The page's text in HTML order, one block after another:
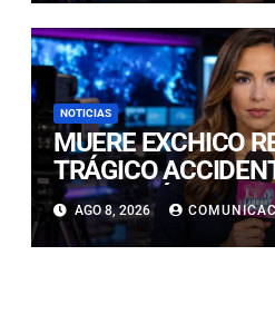
NOTICIAS
MUERE EXCHICO
TRÁGICO
GRABACIÓN DE
EN EUROPA
AGO 8, 2026